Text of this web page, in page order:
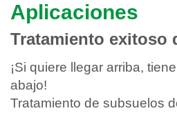
Aplicaciones
Tratamiento exitoso
¡Si quiere llegar arriba,
abajo!
Tratamiento de subsuelos